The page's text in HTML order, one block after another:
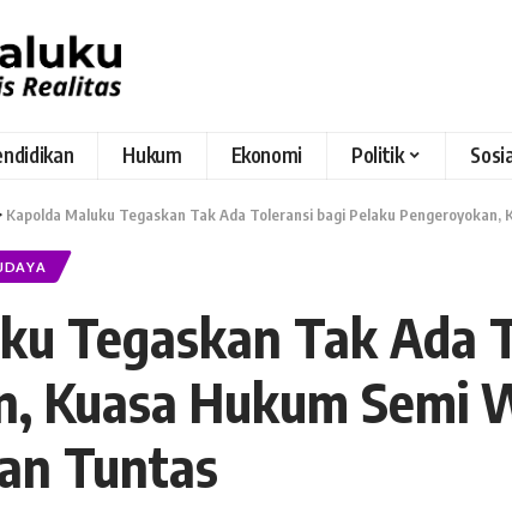
Hukum Ekonomi Politik
Kapolda Maluku Tegaskan Tak Ada Toleransi bagi Pelaku
Tegaskan Tak Ada
Kuasa Hukum Semi
Tuntas